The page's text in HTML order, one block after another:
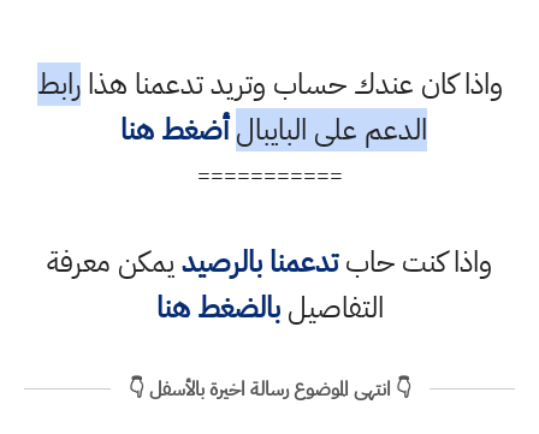
واذا كان عندك حساب وتريد تدعمنا هذارابط
الدعم على البايبال أضغط هنا
===========
واذا كنت حابتدعمنا بالرصيديمكن معرفة
التفاصيلبالضغط هنا
👇 انتهى الموضوع رسالة اخيرة بالأسفل 👇